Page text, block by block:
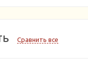
Сравнить все